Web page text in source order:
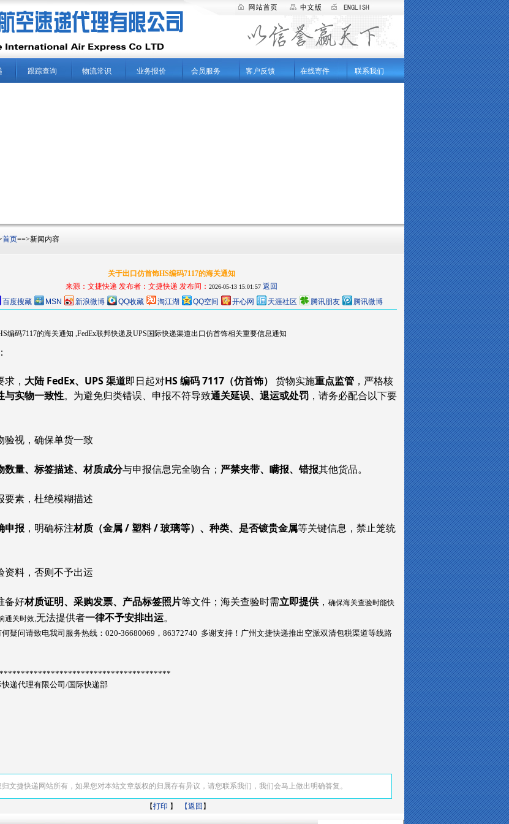
跟踪查询 物流常识 业务报价 会员服务 客户反馈 在线寄件 联系我们
首页==>新闻内容
关于出口仿首饰HS编码7117的海关通知
来源：文捷快递 发布者： 文捷快递 发布间： 2026-05-13 15:01:57 返回
百度搜藏 MSN 新浪微博 QQ收藏 淘江湖 QQ空间 开心网 天涯社区 腾讯朋友 腾讯微博
编码7117的海关通知 ,FedEx联邦快递及UPS国际快递渠道出口仿首饰相关重要信息通知
， 大陆 FedEx、UPS 渠道即日起对HS 编码 7117（仿首饰） 货物实施重点监管 ，严格核
与实物一致性。为避免归类错误、申报不符导致通关延误、退运或处罚 ，请务必配合以下要
验视，确保单货一致
数量、标签描述、材质成分与申报信息完全吻合； 严禁夹带、瞒报、错报其他货品。
要素，杜绝模糊描述
申报 ，明确标注材质（金属 / 塑料 / 玻璃等）、种类、是否镀贵金属等关键信息，禁止笼统
资料，否则不予出运
备好材质证明、采购发票、产品标签照片等文件；海关查验时需立即提供， 确保海关查验时能快
通关时效,无法提供者一律不予安排出运。
疑问请致电我司服务热线：020-36680069，86372740 多谢支持！广州文捷快递推出空派双清包税渠道等线路
递代理有限公司/国际快递部
文捷快递网站所有，如果您对本站文章版权的归属存有异议，请您联系我们，我们会马上做出明确答复。
【打印 】 【返回 】